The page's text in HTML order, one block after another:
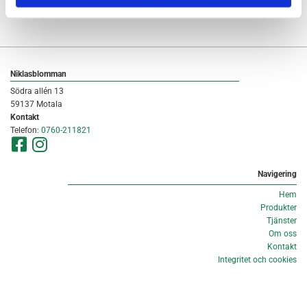
Niklasblomman
Södra allén 13
59137 Motala
Kontakt
Telefon: 0760-211821
Navigering
Hem
Produkter
Tjänster
Om oss
Kontakt
Integritet och cookies